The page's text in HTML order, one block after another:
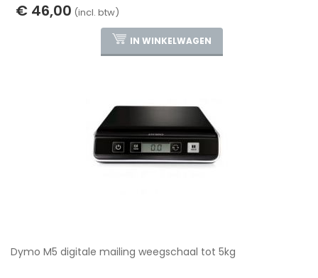
€ 46,00 (incl. btw)
IN WINKELWAGEN
Dymo M5 digitale mailing weegschaal tot 5kg